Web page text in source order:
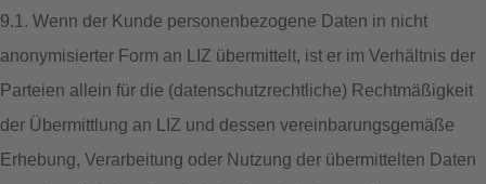
9.1. Wenn der Kunde personenbezogene Daten in nicht
anonymisierter Form an LIZ übermittelt, ist er im Verhältnis der
Parteien allein für die (datenschutzrechtliche) Rechtmäßigkeit
der Übermittlung an LIZ und dessen vereinbarungsgemäße
Erhebung, Verarbeitung oder Nutzung der übermittelten Daten